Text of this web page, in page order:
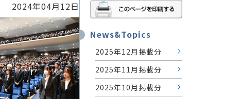
2024年04月12日
News&Topics
2025年12月掲載分
2025年11月掲載分
2025年10月掲載分